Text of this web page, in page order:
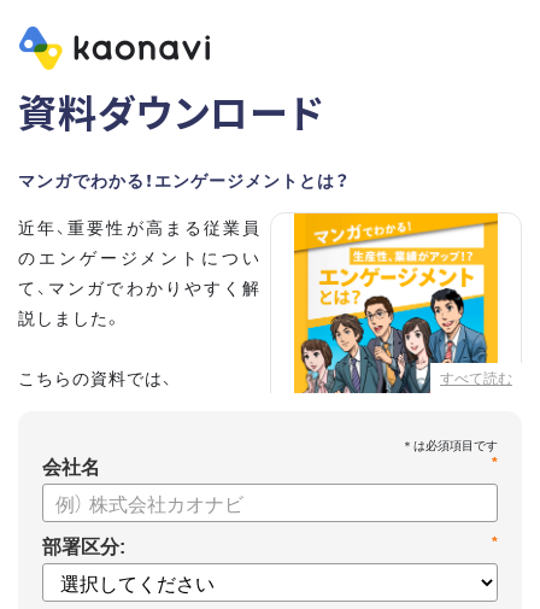
資料ダウンロード
マンガでわかる！エンゲージメントとは？
すべて読む
近年、重要性が高まる従業員
のエンゲージメントについ
て、マンガでわかりやすく解
説しました。
こちらの資料では、
・エンゲージメントを高める
には？
・エンゲージメント向上に役立つカオナビの特徴
についてまとめましたので、ぜひお役立てください。
*
会社名
*
部署区分: